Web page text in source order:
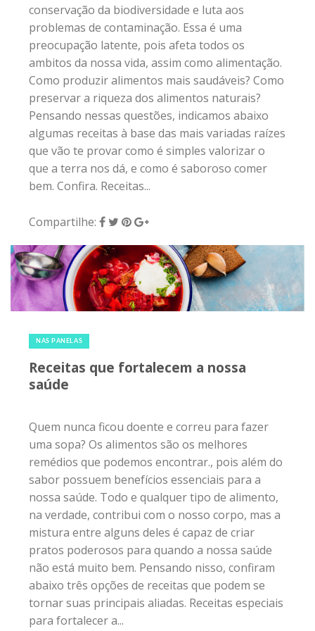
conservação da biodiversidade e luta aos
problemas de contaminação. Essa é uma
preocupação latente, pois afeta todos os
ambitos da nossa vida, assim como alimentação.
Como produzir alimentos mais saudáveis? Como
preservar a riqueza dos alimentos naturais?
Pensando nessas questões, indicamos abaixo
algumas receitas à base das mais variadas raízes
que vão te provar como é simples valorizar o
que a terra nos dá, e como é saboroso comer
bem. Confira. Receitas...
Compartilhe:
NAS PANELAS
Receitas que fortalecem a nossa
saúde
Quem nunca ficou doente e correu para fazer
uma sopa? Os alimentos são os melhores
remédios que podemos encontrar., pois além do
sabor possuem benefícios essenciais para a
nossa saúde. Todo e qualquer tipo de alimento,
na verdade, contribui com o nosso corpo, mas a
mistura entre alguns deles é capaz de criar
pratos poderosos para quando a nossa saúde
não está muito bem. Pensando nisso, confiram
abaixo três opções de receitas que podem se
tornar suas principais aliadas. Receitas especiais
para fortalecer a...